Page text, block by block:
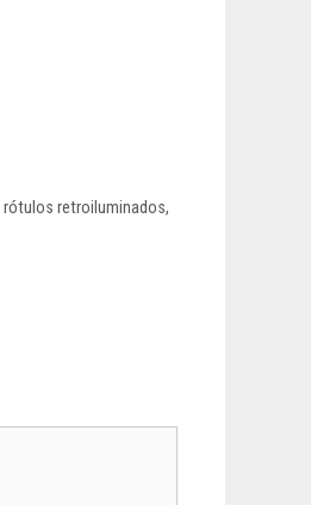
rótulos retroiluminados,